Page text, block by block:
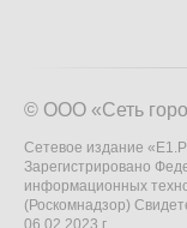
© ООО «Сеть
Сетевое издание
Зарегистрировано
информационных
(Роскомнадзор)
06.02.2023 г.